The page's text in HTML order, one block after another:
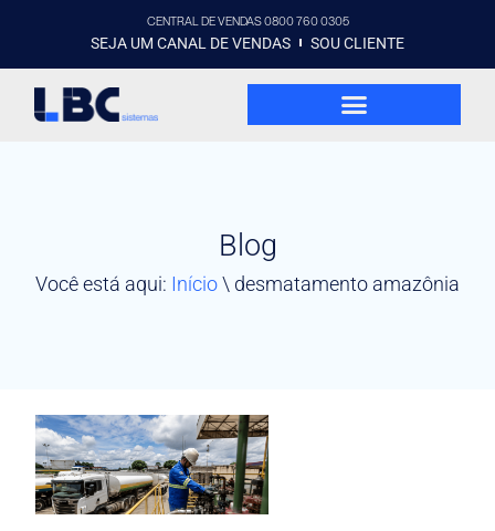
CENTRAL DE VENDAS 0800 760 0305
SEJA UM CANAL DE VENDAS SOU CLIENTE
Blog
Você está aqui: Início\ desmatamento amazônia